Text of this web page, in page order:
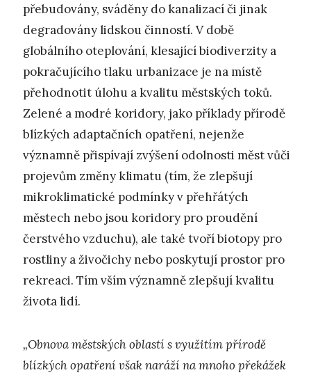
přebudovány, sváděny do kanalizací či jinak
degradovány lidskou činností. V době
globálního oteplování, klesající biodiverzity a
pokračujícího tlaku urbanizace je na místě
přehodnotit úlohu a kvalitu městských toků.
Zelené a modré koridory, jako příklady přírodě
blízkých adaptačních opatření, nejenže
významně přispívají zvýšení odolnosti měst vůči
projevům změny klimatu (tím, že zlepšují
mikroklimatické podmínky v přehřátých
městech nebo jsou koridory pro proudění
čerstvého vzduchu), ale také tvoří biotopy pro
rostliny a živočichy nebo poskytují prostor pro
rekreaci. Tím vším významně zlepšují kvalitu
života lidí.
„Obnova městských oblastí s využitím přírodě
blízkých opatření však naráží na mnoho překážek